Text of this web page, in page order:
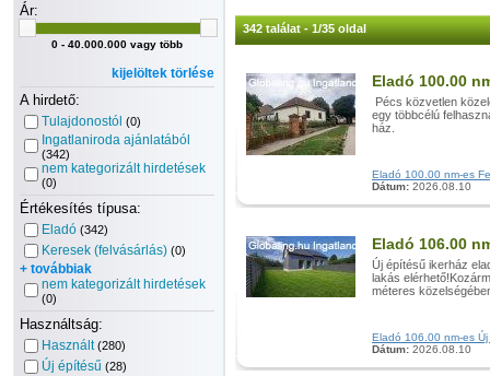
Ár:
0 - 40.000.000 vagy több
kijelöltek törlése
A hirdető:
Tulajdonostól (0)
Ingatlaniroda ajánlatából
(342)
nem kategorizált hirdetések
(0)
Értékesítés típusa:
Eladó (342)
Keresek (felvásárlás) (0)
+ továbbiak
nem kategorizált hirdetések
(0)
Használtság:
Használt (280)
Új építésű (28)
342 találat - 1/35 oldal
Eladó 100.00
Pécs közvetlen
egy többcélú
ház. A
Eladó 100.00 nm-es
Dátum: 2026.08.10
Eladó 106.00
Új építésű ikerház
lakás
méteres
Eladó 106.00 nm-es
Dátum: 2026.08.10